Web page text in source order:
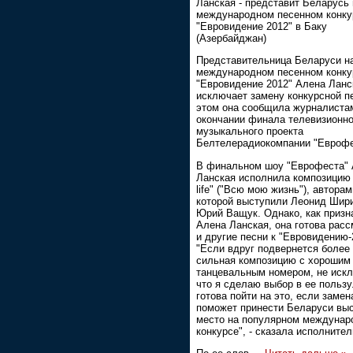
Ланская - представит Беларусь
международном песенном
"Евровидение 2012" в Баку
(Азербайджан)
Представительница Беларуси
международном песенном
"Евровидение 2012" Алена
исключает замену конкурсной
этом она сообщила
окончании финала
музыкального проекта
Белтелерадиокомпании
В финальном шоу "Еврофеста"
Ланская исполнила
life" ("Всю мою жизнь"),
которой выступили Леонид
Юрий Ващук. Однако, как
Алена Ланская, она готова
и другие песни к
"Если вдруг подвернется более
сильная композицию с хорошим
танцевальным номером, не
что я сделаю выбор в ее
готова пойти на это, если
поможет принести Беларуси
место на популярном
конкурсе", - сказала